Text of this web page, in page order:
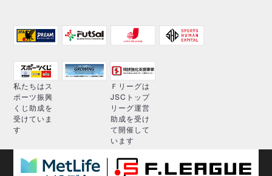
私たちはス
ポーツ振興
くじ助成を
受けていま
す
Ｆリーグは
JSCトップ
リーグ運営
助成を受け
て開催して
います